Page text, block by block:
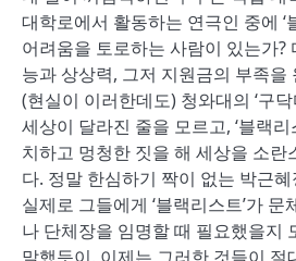
대학로에서 활동하는 연극인 중에 ‘
어려움을 토로하는 사람이 있는가?
능과 상상력, 그저 지원금의 부족을
(현실이 이러한데도) 청와대의 ‘구
세상이 달라진 줄을 모르고, ‘블랙
치하고 멍청한 짓을 해 세상을 소란
다. 정말 한심하기 짝이 없는 박근
실제로 그들에게 ‘블랙리스트’가
나 단체장을 임명할 때 필요했을지